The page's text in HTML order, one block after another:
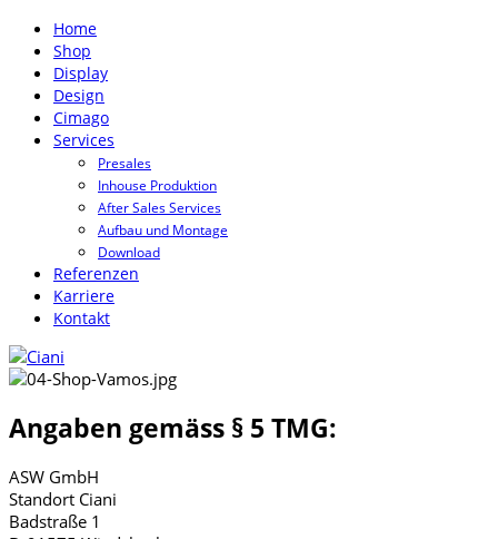
Home
Shop
Display
Design
Cimago
Services
Presales
Inhouse Produktion
After Sales Services
Aufbau und Montage
Download
Referenzen
Karriere
Kontakt
Angaben gemäss § 5 TMG:
ASW GmbH
Standort Ciani
Badstraße 1